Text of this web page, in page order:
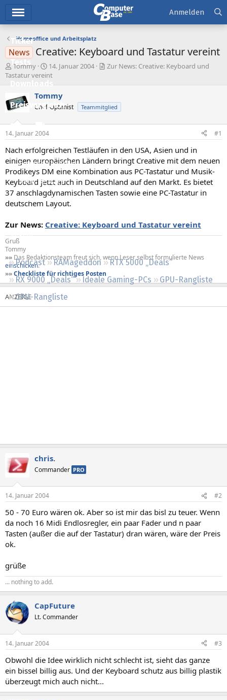
Ticker
Tests
Downloads
Preisvergleich
Forum
Aktuelles
Empfohlene Inhalte
Neue Beiträge
Neueste Aktivitäten
Regeln
Podcast RAMageddon
RTX 5000 „Deals“
RX 9000 „Deals“
Ideale Gaming-PCs
GPU-Rangliste
CPU-Rangliste
Anmelden
Homeoffice und Arbeitsplatz
News Creative: Keyboard und Tastatur vereint
E
r
s
e
l
e
r
Tommy
E
r
s
t
t
a
m
14. Januar 2004
Zur News: Creative: Keyboard und
Tastatur vereint
Tommy
Chef-Optimist Teammitglied
14. Januar 2004 #1
Nach erfolgreichen Testläufen in den USA, Asien und in
einigen europäischen Ländern bringt Creative mit dem neuen
Prodikeys DM eine Kombination aus PC-Tastatur und Musik-
Keyboard jetzt auch in Deutschland auf den Markt. Es bietet
37 anschlagdynamischen Tasten sowie eine PC-Tastatur in
deutschem Layout.
Zur News: Creative: Keyboard und Tastatur vereint
Gruß
Tommy
»» Das Redaktionsteam freut sich, wenn Leser selbst formulierte News
einschicken.
»»Checkliste für richtiges Posten
chris.
Commander PRO
14. Januar 2004 #2
50 - 70 Euro wären ok. Aber so ist mir das bisl zu teuer. Wenn
da noch 16 Midi Endlosregler, ein paar Fader und n paar
Tasten (außer die auf der Tastatur) dran wären, wäre der Preis
ok.
grüße
... nothing to add.
CapFuture
Lt. Commander
14. Januar 2004 #3
Obwohl die Idee wirklich nicht schlecht ist, sieht das ganze
ein bissel billig aus. Und der Keyboard schutz aus billig plastik
überzeugt mich auch nicht...